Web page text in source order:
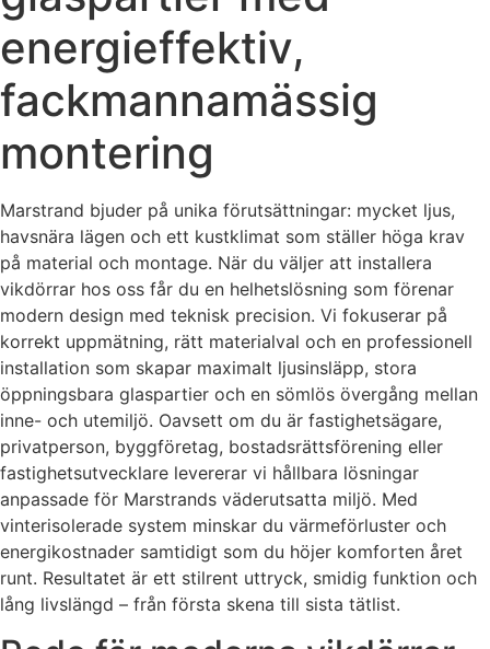
energieffektiv,
fackmannamässig
montering
Marstrand bjuder på unika förutsättningar: mycket ljus,
havsnära lägen och ett kustklimat som ställer höga krav
på material och montage. När du väljer att installera
vikdörrar hos oss får du en helhetslösning som förenar
modern design med teknisk precision. Vi fokuserar på
korrekt uppmätning, rätt materialval och en professionell
installation som skapar maximalt ljusinsläpp, stora
öppningsbara glaspartier och en sömlös övergång mellan
inne- och utemiljö. Oavsett om du är fastighetsägare,
privatperson, byggföretag, bostadsrättsförening eller
fastighetsutvecklare levererar vi hållbara lösningar
anpassade för Marstrands väderutsatta miljö. Med
vinterisolerade system minskar du värmeförluster och
energikostnader samtidigt som du höjer komforten året
runt. Resultatet är ett stilrent uttryck, smidig funktion och
lång livslängd – från första skena till sista tätlist.